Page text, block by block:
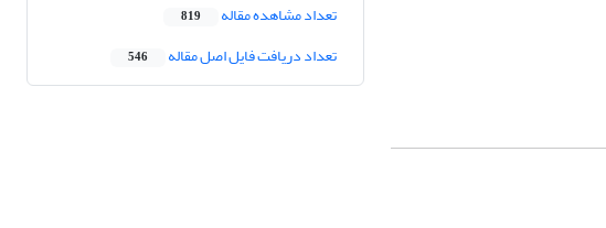
تعداد مشاهده مقاله 819
تعداد دریافت فایل اصل مقاله 546